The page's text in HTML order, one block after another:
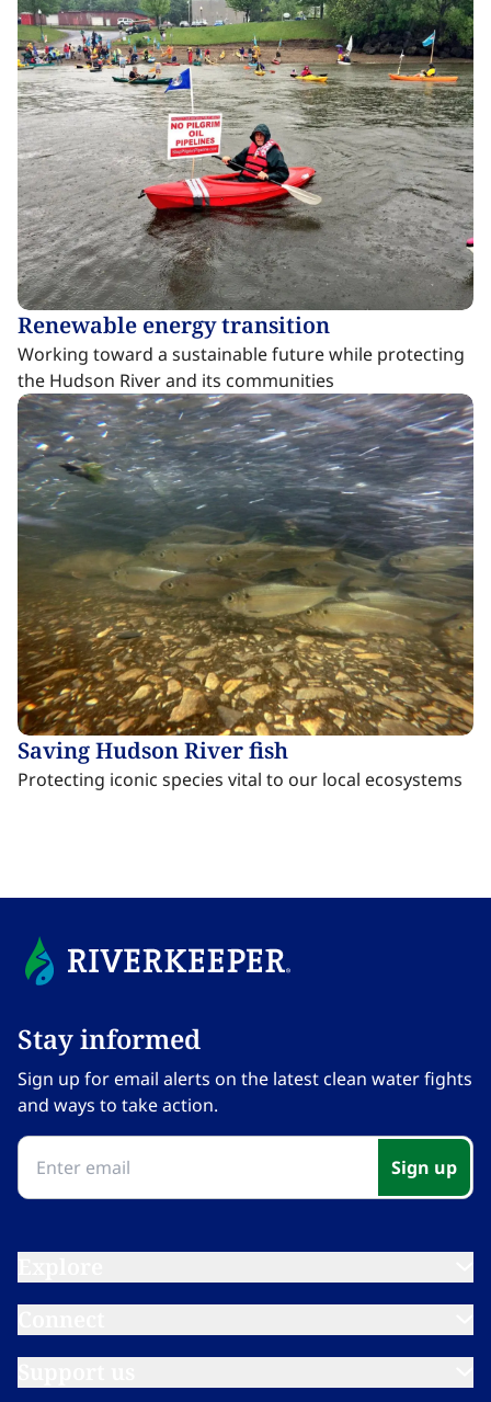
Renewable energy transition​​​​‌ ‍ ​‍​‍‌‍ ‌ ​‍‌‍‍‌‌‍‌ ‌‍‍‌‌‍ ‍​‍​‍​ ‍‍​‍​‍‌ ​ ‌‍​‌‌‍ ‍‌‍‍‌‌ ‌​‌ ‍‌​‍ ‍‌‍‍‌‌‍ ​‍​‍​‍ ​​‍​‍‌‍‍​‌ ​‍‌‍‌‌‌‍‌‍​‍​‍​ ‍‍​‍​‍‌‍‍​‌ ‌​‌ ‌​‌ ​​‌ ​ ​ ‍‍​‍ ​‍ ‌‍​ ‌‍ ‌‌ ​ ​‍ ‍‌‍ ‌‌‍​‌‌‍‍‌‌‍ ‍​‍ ‍​ ​‍​ ​​​ ​‍​ ‌​‌ ​‍‌‍‌‌‌‍‌​‌‍‌‌‌ ​ ‌‍‍‌‌‍‌ ‌‍ ‍​‍ ‍‌ ​‍‌‍‍‌‌ ‌‍‌‍‌‌‌ ​‍‌‍‍ ‌‍‌‌‌‍‌‌‌ ​​‌‍‌‌‌ ​‍​‍ ‍‌‍ ‌ ​‍‌‍‌ ​‍ ‌‍‍‌‌‍ ‍‌ ‌​‌‍‌‌‌‍ ‍‌ ‌​​‍ ‌‍‌‌‌‍‌​‌‍‍‌‌ ‌​​‍ ‌‍ ‌‌‍ ‌‍‌​‌‍‌‌​ ‌‌ ​​‌ ​‍‌‍‌‌‌ ​ ‌‍‌‌‌‍ ‍‌ ‌​‌‍​‌‌ ‌​‌‍‍‌‌‍ ‌‍ ‍​ ‍ ‌‍‍‌‌‍‌​​ ‌​ ‌​​ ​‌​ ​‍‌‍​‍‌‍​‌‌‍‌​​ ‍​‌‍‌​​‍ ‌‌‍​ ​ ‌‍​ ‌‌​ ‌‍​‍ ‌​ ‌​‌‍​ ‌‍​‍‌‍​‌​‍ ‌​ ‍‌‌‍​‍​ ​ ‌‍​ ​‍ ‌​ ‌‌​ ‍‌​ ​‍‌‍​ ‌‍‌‌‌‍​‍​ ​​​ ​‌‌‍​‌​ ‌ ‌‍​‍​ ​​​ ‍ ‌ ‌​‌ ‍‌‌ ​​‌‍‌‌​ ‌‌‍​ ‌‍​‌‌‍ ‌‌ ​​‌‍​‌‌‍‍‌‌‍‌ ‌‍ ‍​ ‍ ‌ ​​‌‍​‌‌ ‌​‌‍‍​​ ‌‌ ‌​‌‍‍‌‌ ‌​‌‍ ​‌‍‌‌​ ‌‍​‍‌‍​‌‌ ​ ‌‍‌‌‌‌‌‌‌ ​‍‌‍ ​​ ‌‌‍‍​‌ ‌​‌ ‌​‌ ​​‌ ​ ​‍‌‌​ ​ ‌​​‌​‍‌‌​ ​‍‌​‌‍​‍‌‌​ ​‍‌​‌‍‌‍​ ‌‍ ‌‌ ​ ​‍ ‍‌‍ ‌‌‍​‌‌‍‍‌‌‍ ‍​‍ ‍​ ​‍​ ​​​ ​‍​ ‌​‌ ​‍‌‍‌‌‌‍‌​‌‍‌‌‌ ​ ‌‍‍‌‌‍‌ ‌‍ ‍​‍ ‍‌ ​‍‌‍‍‌‌ ‌‍‌‍‌‌‌ ​‍‌‍‍ ‌‍‌‌‌‍‌‌‌ ​​‌‍‌‌‌ ​‍​‍ ‍‌‍ ‌ ​‍‌‍‌ ​‍‌‍‌‍‍‌‌‍‌​​ ‌​ ‌​​ ​‌​ ​‍‌‍​‍‌‍​‌‌‍‌​​ ‍​‌‍‌​​‍ ‌‌‍​ ​ ‌‍​ ‌‌​ ‌‍​‍ ‌​ ‌​‌‍​ ‌‍​‍‌‍​‌​‍ ‌​ ‍‌‌‍​‍​ ​ ‌‍​ ​‍ ‌​ ‌‌​ ‍‌​ ​‍‌‍​ ‌‍‌‌‌‍​‍​ ​​​ ​‌‌‍​‌​ ‌ ‌‍​‍​ ​​​‍‌‍‌ ‌​‌ ‍‌‌ ​​‌‍‌‌​ ‌‌‍​ ‌‍​‌‌‍ ‌‌ ​​‌‍​‌‌‍‍‌‌‍‌ ‌‍ ‍​‍‌‍‌ ​​‌‍​‌‌ ‌​‌‍‍​​ ‌‌ ‌​‌‍‍‌‌ ‌​‌‍ ​‌‍‌‌​‍‌‍‌ ​​‌‍‌‌‌ ​‍‌ ​ ‌ ​​‌‍‌‌‌‍​ ‌ ‌​‌‍‍‌‌ ‌‍‌‍‌‌​ ‌‌ ​​‌ ‌‌‌‍​‍‌‍ ​‌‍‍‌‌ ​ ‌‍‍​‌‍‌‌‌‍‌​​‍​‍‌ ‌
Working toward a sustainable future while protecting
the Hudson River and its communities​​​​‌ ‍ ​‍​‍‌‍ ‌ ​‍‌‍‍‌‌‍‌ ‌‍‍‌‌‍ ‍​‍​‍​ ‍‍​‍​‍‌ ​ ‌‍​‌‌‍ ‍‌‍‍‌‌ ‌​‌ ‍‌​‍ ‍‌‍‍‌‌‍ ​‍​‍​‍ ​​‍​‍‌‍‍​‌ ​‍‌‍‌‌‌‍‌‍​‍​‍​ ‍‍​‍​‍‌‍‍​‌ ‌​‌ ‌​‌ ​​‌ ​ ​ ‍‍​‍ ​‍ ‌‍​ ‌‍ ‌‌ ​ ​‍ ‍‌‍ ‌‌‍​‌‌‍‍‌‌‍ ‍​‍ ‍​ ​‍​ ​​​ ​‍​ ‌​‌ ​‍‌‍‌‌‌‍‌​‌‍‌‌‌ ​ ‌‍‍‌‌‍‌ ‌‍ ‍​‍ ‍‌ ​‍‌‍‍‌‌ ‌‍‌‍‌‌‌ ​‍‌‍‍ ‌‍‌‌‌‍‌‌‌ ​​‌‍‌‌‌ ​‍​‍ ‍‌‍ ‌ ​‍‌‍‌ ​‍ ‌‍‍‌‌‍ ‍‌ ‌​‌‍‌‌‌‍ ‍‌ ‌​​‍ ‌‍‌‌‌‍‌​‌‍‍‌‌ ‌​​‍ ‌‍ ‌‌‍ ‌‍‌​‌‍‌‌​ ‌‌ ​​‌ ​‍‌‍‌‌‌ ​ ‌‍‌‌‌‍ ‍‌ ‌​‌‍​‌‌ ‌​‌‍‍‌‌‍ ‌‍ ‍​ ‍ ‌‍‍‌‌‍‌​​ ‌​ ‌​​ ​‌​ ​‍‌‍​‍‌‍​‌‌‍‌​​ ‍​‌‍‌​​‍ ‌‌‍​ ​ ‌‍​ ‌‌​ ‌‍​‍ ‌​ ‌​‌‍​ ‌‍​‍‌‍​‌​‍ ‌​ ‍‌‌‍​‍​ ​ ‌‍​ ​‍ ‌​ ‌‌​ ‍‌​ ​‍‌‍​ ‌‍‌‌‌‍​‍​ ​​​ ​‌‌‍​‌​ ‌ ‌‍​‍​ ​​​ ‍ ‌ ‌​‌ ‍‌‌ ​​‌‍‌‌​ ‌‌‍​ ‌‍​‌‌‍ ‌‌ ​​‌‍​‌‌‍‍‌‌‍‌ ‌‍ ‍​ ‍ ‌ ​​‌‍​‌‌ ‌​‌‍‍​​ ‌‌ ​ ‌‍‍​‌‍ ‌ ​‍‌ ‌​‌​‌​‌‍‌‌‌ ​ ‌‍​ ‌ ​‍‌‍‍‌‌ ​​‌ ‌​‌‍‍‌‌‍ ‌‍ ‍​ ‌‍​‍‌‍​‌‌ ​ ‌‍‌‌‌‌‌‌‌ ​‍‌‍ ​​ ‌‌‍‍​‌ ‌​‌ ‌​‌ ​​‌ ​ ​‍‌‌​ ​ ‌​​‌​‍‌‌​ ​‍‌​‌‍​‍‌‌​ ​‍‌​‌‍‌‍​ ‌‍ ‌‌ ​ ​‍ ‍‌‍ ‌‌‍​‌‌‍‍‌‌‍ ‍​‍ ‍​ ​‍​ ​​​ ​‍​ ‌​‌ ​‍‌‍‌‌‌‍‌​‌‍‌‌‌ ​ ‌‍‍‌‌‍‌ ‌‍ ‍​‍ ‍‌ ​‍‌‍‍‌‌ ‌‍‌‍‌‌‌ ​‍‌‍‍ ‌‍‌‌‌‍‌‌‌ ​​‌‍‌‌‌ ​‍​‍ ‍‌‍ ‌ ​‍‌‍‌ ​‍‌‍‌‍‍‌‌‍‌​​ ‌​ ‌​​ ​‌​ ​‍‌‍​‍‌‍​‌‌‍‌​​ ‍​‌‍‌​​‍ ‌‌‍​ ​ ‌‍​ ‌‌​ ‌‍​‍ ‌​ ‌​‌‍​ ‌‍​‍‌‍​‌​‍ ‌​ ‍‌‌‍​‍​ ​ ‌‍​ ​‍ ‌​ ‌‌​ ‍‌​ ​‍‌‍​ ‌‍‌‌‌‍​‍​ ​​​ ​‌‌‍​‌​ ‌ ‌‍​‍​ ​​​‍‌‍‌ ‌​‌ ‍‌‌ ​​‌‍‌‌​ ‌‌‍​ ‌‍​‌‌‍ ‌‌ ​​‌‍​‌‌‍‍‌‌‍‌ ‌‍ ‍​‍‌‍‌ ​​‌‍​‌‌ ‌​‌‍‍​​ ‌‌ ​ ‌‍‍​‌‍ ‌ ​‍‌ ‌​‌​‌​‌‍‌‌‌ ​ ‌‍​ ‌ ​‍‌‍‍‌‌ ​​‌ ‌​‌‍‍‌‌‍ ‌‍ ‍​‍‌‍‌ ​​‌‍‌‌‌ ​‍‌ ​ ‌ ​​‌‍‌‌‌‍​ ‌ ‌​‌‍‍‌‌ ‌‍‌‍‌‌​ ‌‌ ​​‌ ‌‌‌‍​‍‌‍ ​‌‍‍‌‌ ​ ‌‍‍​‌‍‌‌‌‍‌​​‍​‍‌ ‌
Saving Hudson River fish​​​​‌ ‍ ​‍​‍‌‍ ‌ ​‍‌‍‍‌‌‍‌ ‌‍‍‌‌‍ ‍​‍​‍​ ‍‍​‍​‍‌ ​ ‌‍​‌‌‍ ‍‌‍‍‌‌ ‌​‌ ‍‌​‍ ‍‌‍‍‌‌‍ ​‍​‍​‍ ​​‍​‍‌‍‍​‌ ​‍‌‍‌‌‌‍‌‍​‍​‍​ ‍‍​‍​‍‌‍‍​‌ ‌​‌ ‌​‌ ​​‌ ​ ​ ‍‍​‍ ​‍ ‌‍​ ‌‍ ‌‌ ​ ​‍ ‍‌‍ ‌‌‍​‌‌‍‍‌‌‍ ‍​‍ ‍​ ​‍​ ​​​ ​‍​ ‌​‌ ​‍‌‍‌‌‌‍‌​‌‍‌‌‌ ​ ‌‍‍‌‌‍‌ ‌‍ ‍​‍ ‍‌ ​‍‌‍‍‌‌ ‌‍‌‍‌‌‌ ​‍‌‍‍ ‌‍‌‌‌‍‌‌‌ ​​‌‍‌‌‌ ​‍​‍ ‍‌‍ ‌ ​‍‌‍‌ ​‍ ‌‍‍‌‌‍ ‍‌ ‌​‌‍‌‌‌‍ ‍‌ ‌​​‍ ‌‍‌‌‌‍‌​‌‍‍‌‌ ‌​​‍ ‌‍ ‌‌‍ ‌‍‌​‌‍‌‌​ ‌‌ ​​‌ ​‍‌‍‌‌‌ ​ ‌‍‌‌‌‍ ‍‌ ‌​‌‍​‌‌ ‌​‌‍‍‌‌‍ ‌‍ ‍​ ‍ ‌‍‍‌‌‍‌​​ ‌‌‍​ ​ ​ ‌‍​‌​ ‌ ‌‍‌​​ ‌​​ ‌ ‌‍​‌​‍ ‌​ ​ ‌‍‌‍​ ‍‌​ ‌‍​‍ ‌​ ‌​‌‍​‌‌‍​‌‌‍‌‍​‍ ‌​ ‍‌​ ​‌​ ‍‌‌‍​‍​‍ ‌‌‍‌​‌‍​ ‌‍‌‌‌‍​‍​ ​‍​ ​‍​ ​​​ ‌ ‌‍​ ‌‍​‍‌‍‌​​ ​‍​ ‍ ‌ ‌​‌ ‍‌‌ ​​‌‍‌‌​ ‌‌‍​ ‌‍​‌‌‍ ‌‌ ​​‌‍​‌‌‍‍‌‌‍‌ ‌‍ ‍​ ‍ ‌ ​​‌‍​‌‌ ‌​‌‍‍​​ ‌‌ ‌​‌‍‍‌‌ ‌​‌‍ ​‌‍‌‌​ ‌‍​‍‌‍​‌‌ ​ ‌‍‌‌‌‌‌‌‌ ​‍‌‍ ​​ ‌‌‍‍​‌ ‌​‌ ‌​‌ ​​‌ ​ ​‍‌‌​ ​ ‌​​‌​‍‌‌​ ​‍‌​‌‍​‍‌‌​ ​‍‌​‌‍‌‍​ ‌‍ ‌‌ ​ ​‍ ‍‌‍ ‌‌‍​‌‌‍‍‌‌‍ ‍​‍ ‍​ ​‍​ ​​​ ​‍​ ‌​‌ ​‍‌‍‌‌‌‍‌​‌‍‌‌‌ ​ ‌‍‍‌‌‍‌ ‌‍ ‍​‍ ‍‌ ​‍‌‍‍‌‌ ‌‍‌‍‌‌‌ ​‍‌‍‍ ‌‍‌‌‌‍‌‌‌ ​​‌‍‌‌‌ ​‍​‍ ‍‌‍ ‌ ​‍‌‍‌ ​‍‌‍‌‍‍‌‌‍‌​​ ‌‌‍​ ​ ​ ‌‍​‌​ ‌ ‌‍‌​​ ‌​​ ‌ ‌‍​‌​‍ ‌​ ​ ‌‍‌‍​ ‍‌​ ‌‍​‍ ‌​ ‌​‌‍​‌‌‍​‌‌‍‌‍​‍ ‌​ ‍‌​ ​‌​ ‍‌‌‍​‍​‍ ‌‌‍‌​‌‍​ ‌‍‌‌‌‍​‍​ ​‍​ ​‍​ ​​​ ‌ ‌‍​ ‌‍​‍‌‍‌​​ ​‍​‍‌‍‌ ‌​‌ ‍‌‌ ​​‌‍‌‌​ ‌‌‍​ ‌‍​‌‌‍ ‌‌ ​​‌‍​‌‌‍‍‌‌‍‌ ‌‍ ‍​‍‌‍‌ ​​‌‍​‌‌ ‌​‌‍‍​​ ‌‌ ‌​‌‍‍‌‌ ‌​‌‍ ​‌‍‌‌​‍‌‍‌ ​​‌‍‌‌‌ ​‍‌ ​ ‌ ​​‌‍‌‌‌‍​ ‌ ‌​‌‍‍‌‌ ‌‍‌‍‌‌​ ‌‌ ​​‌ ‌‌‌‍​‍‌‍ ​‌‍‍‌‌ ​ ‌‍‍​‌‍‌‌‌‍‌​​‍​‍‌ ‌
Protecting iconic species vital to our local ecosystems​​​​‌ ‍ ​‍​‍‌‍ ‌ ​‍‌‍‍‌‌‍‌ ‌‍‍‌‌‍ ‍​‍​‍​ ‍‍​‍​‍‌ ​ ‌‍​‌‌‍ ‍‌‍‍‌‌ ‌​‌ ‍‌​‍ ‍‌‍‍‌‌‍ ​‍​‍​‍ ​​‍​‍‌‍‍​‌ ​‍‌‍‌‌‌‍‌‍​‍​‍​ ‍‍​‍​‍‌‍‍​‌ ‌​‌ ‌​‌ ​​‌ ​ ​ ‍‍​‍ ​‍ ‌‍​ ‌‍ ‌‌ ​ ​‍ ‍‌‍ ‌‌‍​‌‌‍‍‌‌‍ ‍​‍ ‍​ ​‍​ ​​​ ​‍​ ‌​‌ ​‍‌‍‌‌‌‍‌​‌‍‌‌‌ ​ ‌‍‍‌‌‍‌ ‌‍ ‍​‍ ‍‌ ​‍‌‍‍‌‌ ‌‍‌‍‌‌‌ ​‍‌‍‍ ‌‍‌‌‌‍‌‌‌ ​​‌‍‌‌‌ ​‍​‍ ‍‌‍ ‌ ​‍‌‍‌ ​‍ ‌‍‍‌‌‍ ‍‌ ‌​‌‍‌‌‌‍ ‍‌ ‌​​‍ ‌‍‌‌‌‍‌​‌‍‍‌‌ ‌​​‍ ‌‍ ‌‌‍ ‌‍‌​‌‍‌‌​ ‌‌ ​​‌ ​‍‌‍‌‌‌ ​ ‌‍‌‌‌‍ ‍‌ ‌​‌‍​‌‌ ‌​‌‍‍‌‌‍ ‌‍ ‍​ ‍ ‌‍‍‌‌‍‌​​ ‌‌‍​ ​ ​ ‌‍​‌​ ‌ ‌‍‌​​ ‌​​ ‌ ‌‍​‌​‍ ‌​ ​ ‌‍‌‍​ ‍‌​ ‌‍​‍ ‌​ ‌​‌‍​‌‌‍​‌‌‍‌‍​‍ ‌​ ‍‌​ ​‌​ ‍‌‌‍​‍​‍ ‌‌‍‌​‌‍​ ‌‍‌‌‌‍​‍​ ​‍​ ​‍​ ​​​ ‌ ‌‍​ ‌‍​‍‌‍‌​​ ​‍​ ‍ ‌ ‌​‌ ‍‌‌ ​​‌‍‌‌​ ‌‌‍​ ‌‍​‌‌‍ ‌‌ ​​‌‍​‌‌‍‍‌‌‍‌ ‌‍ ‍​ ‍ ‌ ​​‌‍​‌‌ ‌​‌‍‍​​ ‌‌ ​ ‌‍‍​‌‍ ‌ ​‍‌ ‌​‌​‌​‌‍‌‌‌ ​ ‌‍​ ‌ ​‍‌‍‍‌‌ ​​‌ ‌​‌‍‍‌‌‍ ‌‍ ‍​ ‌‍​‍‌‍​‌‌ ​ ‌‍‌‌‌‌‌‌‌ ​‍‌‍ ​​ ‌‌‍‍​‌ ‌​‌ ‌​‌ ​​‌ ​ ​‍‌‌​ ​ ‌​​‌​‍‌‌​ ​‍‌​‌‍​‍‌‌​ ​‍‌​‌‍‌‍​ ‌‍ ‌‌ ​ ​‍ ‍‌‍ ‌‌‍​‌‌‍‍‌‌‍ ‍​‍ ‍​ ​‍​ ​​​ ​‍​ ‌​‌ ​‍‌‍‌‌‌‍‌​‌‍‌‌‌ ​ ‌‍‍‌‌‍‌ ‌‍ ‍​‍ ‍‌ ​‍‌‍‍‌‌ ‌‍‌‍‌‌‌ ​‍‌‍‍ ‌‍‌‌‌‍‌‌‌ ​​‌‍‌‌‌ ​‍​‍ ‍‌‍ ‌ ​‍‌‍‌ ​‍‌‍‌‍‍‌‌‍‌​​ ‌‌‍​ ​ ​ ‌‍​‌​ ‌ ‌‍‌​​ ‌​​ ‌ ‌‍​‌​‍ ‌​ ​ ‌‍‌‍​ ‍‌​ ‌‍​‍ ‌​ ‌​‌‍​‌‌‍​‌‌‍‌‍​‍ ‌​ ‍‌​ ​‌​ ‍‌‌‍​‍​‍ ‌‌‍‌​‌‍​ ‌‍‌‌‌‍​‍​ ​‍​ ​‍​ ​​​ ‌ ‌‍​ ‌‍​‍‌‍‌​​ ​‍​‍‌‍‌ ‌​‌ ‍‌‌ ​​‌‍‌‌​ ‌‌‍​ ‌‍​‌‌‍ ‌‌ ​​‌‍​‌‌‍‍‌‌‍‌ ‌‍ ‍​‍‌‍‌ ​​‌‍​‌‌ ‌​‌‍‍​​ ‌‌ ​ ‌‍‍​‌‍ ‌ ​‍‌ ‌​‌​‌​‌‍‌‌‌ ​ ‌‍​ ‌ ​‍‌‍‍‌‌ ​​‌ ‌​‌‍‍‌‌‍ ‌‍ ‍​‍‌‍‌ ​​‌‍‌‌‌ ​‍‌ ​ ‌ ​​‌‍‌‌‌‍​ ‌ ‌​‌‍‍‌‌ ‌‍‌‍‌‌​ ‌‌ ​​‌ ‌‌‌‍​‍‌‍ ​‌‍‍‌‌ ​ ‌‍‍​‌‍‌‌‌‍‌​​‍​‍‌ ‌
Stay informed​​​​‌ ‍ ​‍​‍‌‍ ‌ ​‍‌‍‍‌‌‍‌ ‌‍‍‌‌‍ ‍​‍​‍​ ‍‍​‍​‍‌ ​ ‌‍​‌‌‍ ‍‌‍‍‌‌ ‌​‌ ‍‌​‍ ‍‌‍‍‌‌‍ ​‍​‍​‍ ​​‍​‍‌‍‍​‌ ​‍‌‍‌‌‌‍‌‍​‍​‍​ ‍‍​‍​‍‌‍‍​‌ ‌​‌ ‌​‌ ​​‌ ​ ​ ‍‍​‍ ​‍ ‌‍​ ‌‍ ‌‌ ​ ​‍ ‍‌‍ ‌‌‍​‌‌‍‍‌‌‍ ‍​‍ ‍​ ​‍​ ​​​ ​‍​ ‌​‌ ​‍‌‍‌‌‌‍‌​‌‍‌‌‌ ​ ‌‍‍‌‌‍‌ ‌‍ ‍​‍ ‍‌ ​‍‌‍‍‌‌ ‌‍‌‍‌‌‌ ​‍‌‍‍ ‌‍‌‌‌‍‌‌‌ ​​‌‍‌‌‌ ​‍​‍ ‍‌‍ ‌ ​‍‌‍‌ ​‍ ‌‍‍‌‌‍ ‍‌ ‌​‌‍‌‌‌‍ ‍‌ ‌​​‍ ‌‍‌‌‌‍‌​‌‍‍‌‌ ‌​​‍ ‌‍ ‌‌‍ ‌‍‌​‌‍‌‌​ ‌‌ ​​‌ ​‍‌‍‌‌‌ ​ ‌‍‌‌‌‍ ‍‌ ‌​‌‍​‌‌ ‌​‌‍‍‌‌‍ ‌‍ ‍​ ‍ ‌‍‍‌‌‍‌​​ ‌‌‍‌‍‌‍ ‌‍ ‌ ‌​‌‍‌‌‌ ​‍​ ‍ ‌ ‌​‌ ‍‌‌ ​​‌‍‌‌​ ‌‌‍‌‍‌‍ ‌‍ ‌ ‌​‌‍‌‌‌ ​‍​ ‍ ‌ ​​‌‍​‌‌ ‌​‌‍‍​​ ‌‌‍ ‍‌‍‌‌‌ ‌ ‌ ​ ‌‍ ​‌‍‌‌‌ ‌​‌ ‌​‌‍‌‌‌ ​‍​‍ ‍‌ ‌​‌‍‍‌‌ ‌​‌‍ ​‌‍‌‌​ ‌‍​‍‌‍​‌‌ ​ ‌‍‌‌‌‌‌‌‌ ​‍‌‍ ​​ ‌‌‍‍​‌ ‌​‌ ‌​‌ ​​‌ ​ ​‍‌‌​ ​ ‌​​‌​‍‌‌​ ​‍‌​‌‍​‍‌‌​ ​‍‌​‌‍‌‍​ ‌‍ ‌‌ ​ ​‍ ‍‌‍ ‌‌‍​‌‌‍‍‌‌‍ ‍​‍ ‍​ ​‍​ ​​​ ​‍​ ‌​‌ ​‍‌‍‌‌‌‍‌​‌‍‌‌‌ ​ ‌‍‍‌‌‍‌ ‌‍ ‍​‍ ‍‌ ​‍‌‍‍‌‌ ‌‍‌‍‌‌‌ ​‍‌‍‍ ‌‍‌‌‌‍‌‌‌ ​​‌‍‌‌‌ ​‍​‍ ‍‌‍ ‌ ​‍‌‍‌ ​‍‌‍‌‍‍‌‌‍‌​​ ‌‌‍‌‍‌‍ ‌‍ ‌ ‌​‌‍‌‌‌ ​‍​‍‌‍‌ ‌​‌ ‍‌‌ ​​‌‍‌‌​ ‌‌‍‌‍‌‍ ‌‍ ‌ ‌​‌‍‌‌‌ ​‍​‍‌‍‌ ​​‌‍​‌‌ ‌​‌‍‍​​ ‌‌‍ ‍‌‍‌‌‌ ‌ ‌ ​ ‌‍ ​‌‍‌‌‌ ‌​‌ ‌​‌‍‌‌‌ ​‍​‍ ‍‌ ‌​‌‍‍‌‌ ‌​‌‍ ​‌‍‌‌​‍‌‍‌ ​​‌‍‌‌‌ ​‍‌ ​ ‌ ​​‌‍‌‌‌‍​ ‌ ‌​‌‍‍‌‌ ‌‍‌‍‌‌​ ‌‌ ​​‌ ‌‌‌‍​‍‌‍ ​‌‍‍‌‌ ​ ‌‍‍​‌‍‌‌‌‍‌​​‍​‍‌ ‌
Sign up for email alerts on the latest clean water fights
and ways to take action.​​​​‌ ‍ ​‍​‍‌‍ ‌ ​‍‌‍‍‌‌‍‌ ‌‍‍‌‌‍ ‍​‍​‍​ ‍‍​‍​‍‌ ​ ‌‍​‌‌‍ ‍‌‍‍‌‌ ‌​‌ ‍‌​‍ ‍‌‍‍‌‌‍ ​‍​‍​‍ ​​‍​‍‌‍‍​‌ ​‍‌‍‌‌‌‍‌‍​‍​‍​ ‍‍​‍​‍‌‍‍​‌ ‌​‌ ‌​‌ ​​‌ ​ ​ ‍‍​‍ ​‍ ‌‍​ ‌‍ ‌‌ ​ ​‍ ‍‌‍ ‌‌‍​‌‌‍‍‌‌‍ ‍​‍ ‍​ ​‍​ ​​​ ​‍​ ‌​‌ ​‍‌‍‌‌‌‍‌​‌‍‌‌‌ ​ ‌‍‍‌‌‍‌ ‌‍ ‍​‍ ‍‌ ​‍‌‍‍‌‌ ‌‍‌‍‌‌‌ ​‍‌‍‍ ‌‍‌‌‌‍‌‌‌ ​​‌‍‌‌‌ ​‍​‍ ‍‌‍ ‌ ​‍‌‍‌ ​‍ ‌‍‍‌‌‍ ‍‌ ‌​‌‍‌‌‌‍ ‍‌ ‌​​‍ ‌‍‌‌‌‍‌​‌‍‍‌‌ ‌​​‍ ‌‍ ‌‌‍ ‌‍‌​‌‍‌‌​ ‌‌ ​​‌ ​‍‌‍‌‌‌ ​ ‌‍‌‌‌‍ ‍‌ ‌​‌‍​‌‌ ‌​‌‍‍‌‌‍ ‌‍ ‍​ ‍ ‌‍‍‌‌‍‌​​ ‌‌‍‌‍‌‍ ‌‍ ‌ ‌​‌‍‌‌‌ ​‍​ ‍ ‌ ‌​‌ ‍‌‌ ​​‌‍‌‌​ ‌‌‍‌‍‌‍ ‌‍ ‌ ‌​‌‍‌‌‌ ​‍​ ‍ ‌ ​​‌‍​‌‌ ‌​‌‍‍​​ ‌‌‍ ‍‌‍‌‌‌ ‌ ‌ ​ ‌‍ ​‌‍‌‌‌ ‌​‌ ‌​‌‍‌‌‌ ​‍​‍ ‍‌‍‌​‌‍‌‌‌ ​ ‌‍​ ‌ ​‍‌‍‍‌‌ ​​‌ ‌​‌‍‍‌‌‍ ‌‍ ‍​ ‌‍​‍‌‍​‌‌ ​ ‌‍‌‌‌‌‌‌‌ ​‍‌‍ ​​ ‌‌‍‍​‌ ‌​‌ ‌​‌ ​​‌ ​ ​‍‌‌​ ​ ‌​​‌​‍‌‌​ ​‍‌​‌‍​‍‌‌​ ​‍‌​‌‍‌‍​ ‌‍ ‌‌ ​ ​‍ ‍‌‍ ‌‌‍​‌‌‍‍‌‌‍ ‍​‍ ‍​ ​‍​ ​​​ ​‍​ ‌​‌ ​‍‌‍‌‌‌‍‌​‌‍‌‌‌ ​ ‌‍‍‌‌‍‌ ‌‍ ‍​‍ ‍‌ ​‍‌‍‍‌‌ ‌‍‌‍‌‌‌ ​‍‌‍‍ ‌‍‌‌‌‍‌‌‌ ​​‌‍‌‌‌ ​‍​‍ ‍‌‍ ‌ ​‍‌‍‌ ​‍‌‍‌‍‍‌‌‍‌​​ ‌‌‍‌‍‌‍ ‌‍ ‌ ‌​‌‍‌‌‌ ​‍​‍‌‍‌ ‌​‌ ‍‌‌ ​​‌‍‌‌​ ‌‌‍‌‍‌‍ ‌‍ ‌ ‌​‌‍‌‌‌ ​‍​‍‌‍‌ ​​‌‍​‌‌ ‌​‌‍‍​​ ‌‌‍ ‍‌‍‌‌‌ ‌ ‌ ​ ‌‍ ​‌‍‌‌‌ ‌​‌ ‌​‌‍‌‌‌ ​‍​‍ ‍‌‍‌​‌‍‌‌‌ ​ ‌‍​ ‌ ​‍‌‍‍‌‌ ​​‌ ‌​‌‍‍‌‌‍ ‌‍ ‍​‍‌‍‌ ​​‌‍‌‌‌ ​‍‌ ​ ‌ ​​‌‍‌‌‌‍​ ‌ ‌​‌‍‍‌‌ ‌‍‌‍‌‌​ ‌‌ ​​‌ ‌‌‌‍​‍‌‍ ​‌‍‍‌‌ ​ ‌‍‍​‌‍‌‌‌‍‌​​‍​‍‌ ‌
Sign up​​​​‌ ‍ ​‍​‍‌‍ ‌ ​‍‌‍‍‌‌‍‌ ‌‍‍‌‌‍ ‍​‍​‍​ ‍‍​‍​‍‌ ​ ‌‍​‌‌‍ ‍‌‍‍‌‌ ‌​‌ ‍‌​‍ ‍‌‍‍‌‌‍ ​‍​‍​‍ ​​‍​‍‌‍‍​‌ ​‍‌‍‌‌‌‍‌‍​‍​‍​ ‍‍​‍​‍‌‍‍​‌ ‌​‌ ‌​‌ ​​‌ ​ ​ ‍‍​‍ ​‍ ‌‍​ ‌‍ ‌‌ ​ ​‍ ‍‌‍ ‌‌‍​‌‌‍‍‌‌‍ ‍​‍ ‍​ ​‍​ ​​​ ​‍​ ‌​‌ ​‍‌‍‌‌‌‍‌​‌‍‌‌‌ ​ ‌‍‍‌‌‍‌ ‌‍ ‍​‍ ‍‌ ​‍‌‍‍‌‌ ‌‍‌‍‌‌‌ ​‍‌‍‍ ‌‍‌‌‌‍‌‌‌ ​​‌‍‌‌‌ ​‍​‍ ‍‌‍ ‌ ​‍‌‍‌ ​‍ ‌‍‍‌‌‍ ‍‌ ‌​‌‍‌‌‌‍ ‍‌ ‌​​‍ ‌‍‌‌‌‍‌​‌‍‍‌‌ ‌​​‍ ‌‍ ‌‌‍ ‌‍‌​‌‍‌‌​ ‌‌ ​​‌ ​‍‌‍‌‌‌ ​ ‌‍‌‌‌‍ ‍‌ ‌​‌‍​‌‌ ‌​‌‍‍‌‌‍ ‌‍ ‍​ ‍ ‌‍‍‌‌‍‌​​ ‌‌‍‌‍‌‍ ‌‍ ‌ ‌​‌‍‌‌‌ ​‍​ ‍ ‌ ‌​‌ ‍‌‌ ​​‌‍‌‌​ ‌‌‍‌‍‌‍ ‌‍ ‌ ‌​‌‍‌‌‌ ​‍​ ‍ ‌ ​​‌‍​‌‌ ‌​‌‍‍​​ ‌‌‍ ‍‌‍‌‌‌ ‌ ‌ ​ ‌‍ ​‌‍‌‌‌ ‌​‌ ‌​‌‍‌‌‌ ​‍​‍ ‍‌‍​‍‌ ‌‌‌ ‌​‌ ‌​‌‍ ‌‍ ‍‌​ ​‌‍​‌‌‍​‍‌‍‌‌‌‍ ​​ ‌‍​‍‌‍​‌‌ ​ ‌‍‌‌‌‌‌‌‌ ​‍‌‍ ​​ ‌‌‍‍​‌ ‌​‌ ‌​‌ ​​‌ ​ ​‍‌‌​ ​ ‌​​‌​‍‌‌​ ​‍‌​‌‍​‍‌‌​ ​‍‌​‌‍‌‍​ ‌‍ ‌‌ ​ ​‍ ‍‌‍ ‌‌‍​‌‌‍‍‌‌‍ ‍​‍ ‍​ ​‍​ ​​​ ​‍​ ‌​‌ ​‍‌‍‌‌‌‍‌​‌‍‌‌‌ ​ ‌‍‍‌‌‍‌ ‌‍ ‍​‍ ‍‌ ​‍‌‍‍‌‌ ‌‍‌‍‌‌‌ ​‍‌‍‍ ‌‍‌‌‌‍‌‌‌ ​​‌‍‌‌‌ ​‍​‍ ‍‌‍ ‌ ​‍‌‍‌ ​‍‌‍‌‍‍‌‌‍‌​​ ‌‌‍‌‍‌‍ ‌‍ ‌ ‌​‌‍‌‌‌ ​‍​‍‌‍‌ ‌​‌ ‍‌‌ ​​‌‍‌‌​ ‌‌‍‌‍‌‍ ‌‍ ‌ ‌​‌‍‌‌‌ ​‍​‍‌‍‌ ​​‌‍​‌‌ ‌​‌‍‍​​ ‌‌‍ ‍‌‍‌‌‌ ‌ ‌ ​ ‌‍ ​‌‍‌‌‌ ‌​‌ ‌​‌‍‌‌‌ ​‍​‍ ‍‌‍​‍‌ ‌‌‌ ‌​‌ ‌​‌‍ ‌‍ ‍‌​ ​‌‍​‌‌‍​‍‌‍‌‌‌‍ ​​‍‌‍‌ ​​‌‍‌‌‌ ​‍‌ ​ ‌ ​​‌‍‌‌‌‍​ ‌ ‌​‌‍‍‌‌ ‌‍‌‍‌‌​ ‌‌ ​​‌ ‌‌‌‍​‍‌‍ ​‌‍‍‌‌ ​ ‌‍‍​‌‍‌‌‌‍‌​​‍​‍‌ ‌